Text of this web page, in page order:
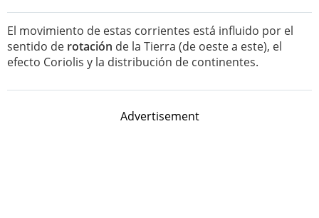
El movimiento de estas corrientes está influido por el
sentido de rotación de la Tierra (de oeste a este), el
efecto Coriolis y la distribución de continentes.
Advertisement